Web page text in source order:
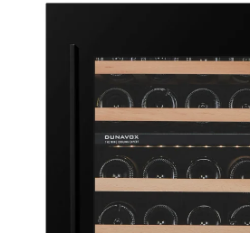
KI-generiertes Bild